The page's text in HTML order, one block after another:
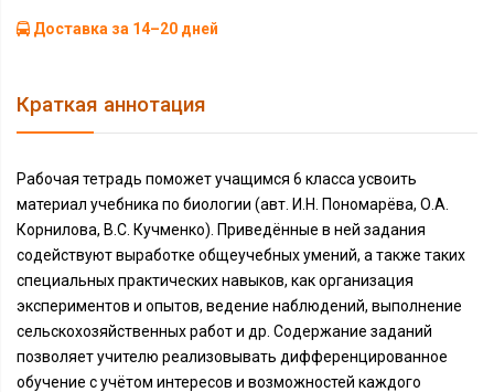
Доставка за 14–20 дней
Краткая аннотация
Рабочая тетрадь поможет учащимся 6 класса усвоить
материал учебника по биологии (авт. И.Н. Пономарёва, О.А.
Корнилова, В.С. Кучменко). Приведённые в ней задания
содействуют выработке общеучебных умений, а также таких
специальных практических навыков, как организация
экспериментов и опытов, ведение наблюдений, выполнение
сельскохозяйственных работ и др. Содержание заданий
позволяет учителю реализовывать дифференцированное
обучение с учётом интересов и возможностей каждого